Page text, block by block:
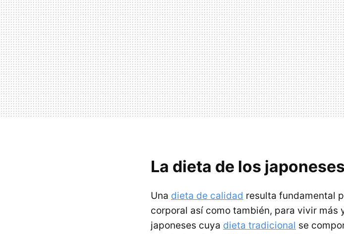
La dieta de los japoneses
Una dieta de calidad resulta fundamental
corporal así como también, para vivir más
japoneses cuya dieta tradicional se